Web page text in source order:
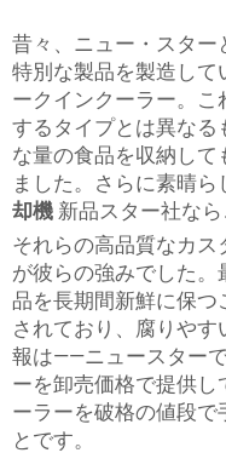
昔々、ニュー・スター
特別な製品を製造して
ークインクーラー。
するタイプとは異なる
な量の食品を収納し
ました。さらに素晴ら
却機 新品スター社なら
それらの高品質なカ
が彼らの強みでした
品を長期間新鮮に保
されており、腐りや
報は——ニュースター
ーを卸売価格で提供し
ーラーを破格の値段で
とです。